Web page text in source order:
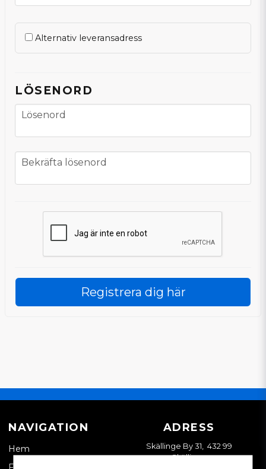
Alternativ leveransadress
LÖSENORD
Lösenord
Lösenord
frontend.form.password_confirmation
Bekräfta lösenord
Registrera dig här
NAVIGATION
Hem
ADRESS
Skällinge By 31, 432 99
Skällinge